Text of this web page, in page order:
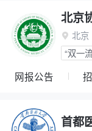
北京
 北京
“双一
网报公告
首都